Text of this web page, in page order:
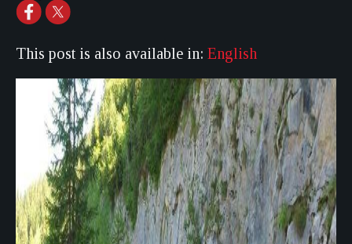
This post is also available in: English